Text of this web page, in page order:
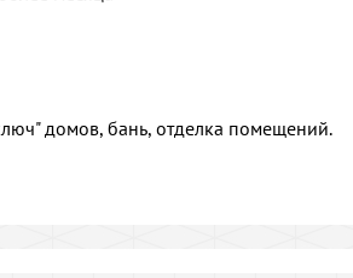
домов, бань, отделка помещений.